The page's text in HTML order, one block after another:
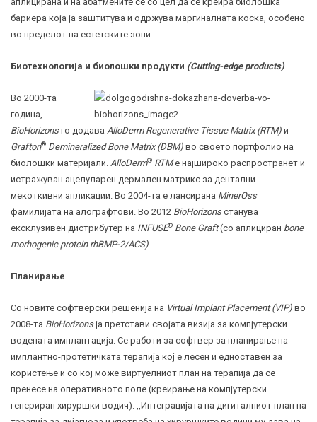
бариера која ја заштитува и одржува маргиналната коска, особено
во пределот на естетските зони.
Биотехнологија и биолошки продукти (Сutting-edge products)
Во 2000-та
година,
BioHorizonsго додава AlloDerm Regenerative Tissue Matrix (RTM) и
Grafton® Demineralized Bone Matrix (DBM) во своето портфолио на
биолошки материјали. AlloDerm® RTMе најшироко распространет и
истражуван ацелуларен дермален матрикс за дентални
мекоткивни апликации. Во 2004-та е лансирана MinerOss
фамилијата на алографтови. Во 2012 BioHorizonsстанува
ексклузивен дистрибутер на INFUSE® Bone Graft(со аплициран bone
morhogenic protein rhBMP-2/ACS).
Планирање
Со новите софтверски решенија на Virtual Implant Placement (VIP) во
2008-та BioHorizonsја претстави својата визија за компјутерски
водената имплантација. Се работи за софтвер за планирање на
имплантно-протетичката терапија кој е лесен и едноставен за
користење и со кој може виртуелниот план на терапија да се
пренесе на оперативното поле (креирање на компјутерски
генериран хируршки водич). ,,Интеграцијата на дигиталниот план на